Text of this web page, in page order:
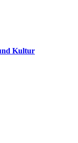
Kultur